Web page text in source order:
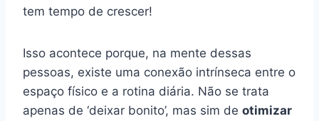
tem tempo de crescer!
Isso acontece porque, na mente dessas
pessoas, existe uma conexão intrínseca entre o
espaço físico e a rotina diária. Não se trata
apenas de ‘deixar bonito’, mas sim de otimizar